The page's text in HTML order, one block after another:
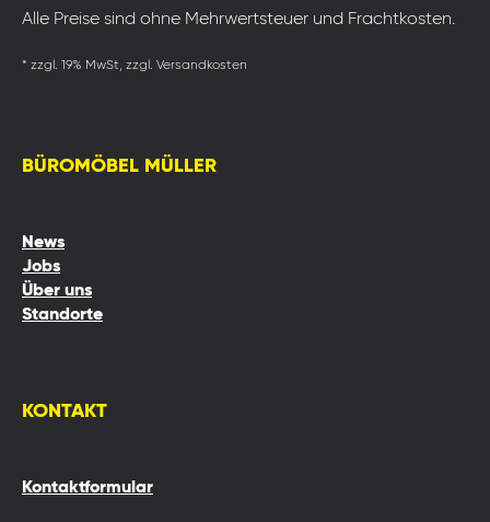
Alle Preise sind ohne Mehrwertsteuer und Frachtkosten.
* zzgl. 19% MwSt, zzgl. Versandkosten
BÜROMÖBEL MÜLLER
News
Jobs
Über uns
Standorte
KONTAKT
Kontaktformular